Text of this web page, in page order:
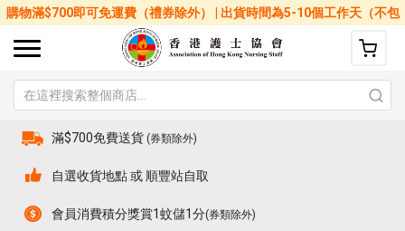
購物滿$700即可免運費（禮券除外） | 出貨時間為5-10個工作天（不包
括星期六、日及公眾假期）
滿$700免費送貨 (券類除外)
自選收貨地點 或 順豐站自取
會員消費積分獎賞1蚊儲1分(券類除外)